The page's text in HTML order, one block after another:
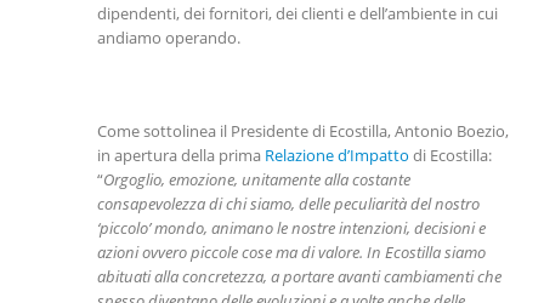
dipendenti, dei fornitori, dei clienti e dell’ambiente in cui
andiamo operando.
Come sottolinea il Presidente di Ecostilla, Antonio Boezio,
in apertura della prima Relazione d’Impatto di Ecostilla:
“Orgoglio, emozione, unitamente alla costante
consapevolezza di chi siamo, delle peculiarità del nostro
‘piccolo’ mondo, animano le nostre intenzioni, decisioni e
azioni ovvero piccole cose ma di valore. In Ecostilla siamo
abituati alla concretezza, a portare avanti cambiamenti che